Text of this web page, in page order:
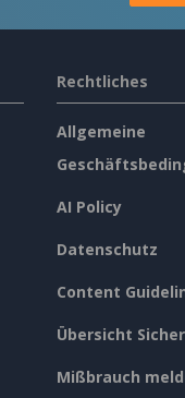
Rechtliches
Allgemeine
AI Policy
Datenschutz
Content
Übersicht
Mißbrauch